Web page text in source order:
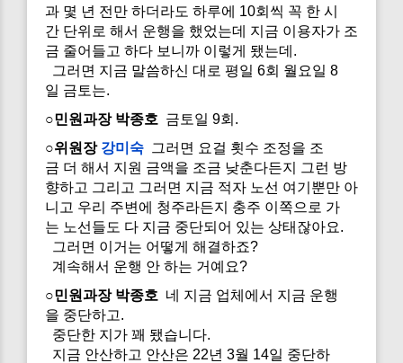
과 몇 년 전만 하더라도 하루에 10회씩 꼭 한 시
간 단위로 해서 운행을 했었는데 지금 이용자가 조
금 줄어들고 하다 보니까 이렇게 됐는데.
그러면 지금 말씀하신 대로 평일 6회 월요일 8
일 금토는.
○민원과장 박종호 금토일 9회.
○위원장 강미숙 그러면 요걸 횟수 조정을 조
금 더 해서 지원 금액을 조금 낮춘다든지 그런 방
향하고 그리고 그러면 지금 적자 노선 여기뿐만 아
니고 우리 주변에 청주라든지 충주 이쪽으로 가
는 노선들도 다 지금 중단되어 있는 상태잖아요.
그러면 이거는 어떻게 해결하죠?
계속해서 운행 안 하는 거예요?
○민원과장 박종호 네 지금 업체에서 지금 운행
을 중단하고.
중단한 지가 꽤 됐습니다.
지금 안산하고 안산은 22년 3월 14일 중단하